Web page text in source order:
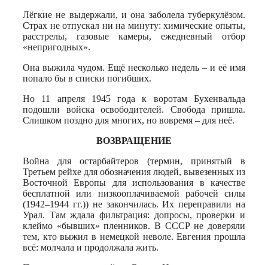
Лёгкие не выдержали, и она заболела туберкулёзом.
Страх не отпускал ни на минуту: химические опыты,
расстрелы, газовые камеры, ежедневный отбор
«непригодных».
Она выжила чудом. Ещё несколько недель – и её имя
попало бы в списки погибших.
Но 11 апреля 1945 года к воротам Бухенвальда
подошли войска освободителей. Свобода пришла.
Слишком поздно для многих, но вовремя – для неё.
ВОЗВРАЩЕНИЕ
Война для остарбайтеров (термин, принятый в
Третьем рейхе для обозначения людей, вывезенных из
Восточной Европы для использования в качестве
бесплатной или низкооплачиваемой рабочей силы
(1942–1944 гг.)) не закончилась. Их переправили на
Урал. Там ждала фильтрация: допросы, проверки и
клеймо «бывших» пленников. В СССР не доверяли
тем, кто выжил в немецкой неволе. Евгения прошла
всё: молчала и продолжала жить.